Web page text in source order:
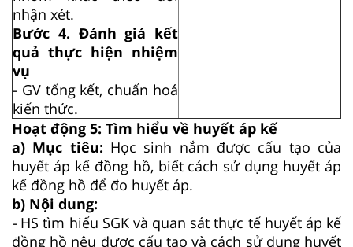
nhận xét.
Bước 4. Đánh giá kết
quả thực hiện nhiệm
vụ
- GV tổng kết, chuẩn hoá
kiến thức.
Hoạt động 5: Tìm hiểu về huyết áp kế
a) Mục tiêu: Học sinh nắm được cấu tạo của
huyết áp kế đồng hồ, biết cách sử dụng huyết áp
kế đồng hồ để đo huyết áp.
b) Nội dung:
- HS tìm hiểu SGK và quan sát thực tế huyết áp kế
đồng hồ nêu được cấu tạo và cách sử dụng huyết